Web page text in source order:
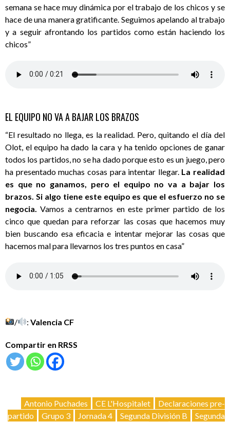
semana se hace muy dinámica por el trabajo de los chicos y se
hace de una manera gratificante. Seguimos apelando al trabajo
y a seguir afrontando los partidos como están haciendo los
chicos”
EL EQUIPO NO VA A BAJAR LOS BRAZOS
“El resultado no llega, es la realidad. Pero, quitando el día del
Olot, el equipo ha dado la cara y ha tenido opciones de ganar
todos los partidos, no se ha dado porque esto es un juego, pero
ha presentado muchas cosas para intentar llegar. La realidad
es que no ganamos, pero el equipo no va a bajar los
brazos. Si algo tiene este equipo es que el esfuerzo no se
negocia. Vamos a centrarnos en este primer partido de los
cinco que quedan para reforzar las cosas que hacemos muy
bien buscando esa eficacia e intentar mejorar las cosas que
hacemos mal para llevarnos los tres puntos en casa”
/ :Valencia CF
Compartir en RRSS
Antonio Puchades CE L'Hospitalet
Declaraciones pre-
partido
Grupo 3 Jornada 4 Segunda División B
Segunda